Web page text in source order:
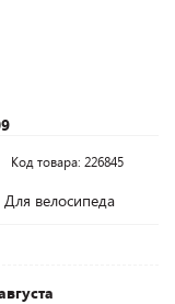
Код товара: 226845
Для велосипеда